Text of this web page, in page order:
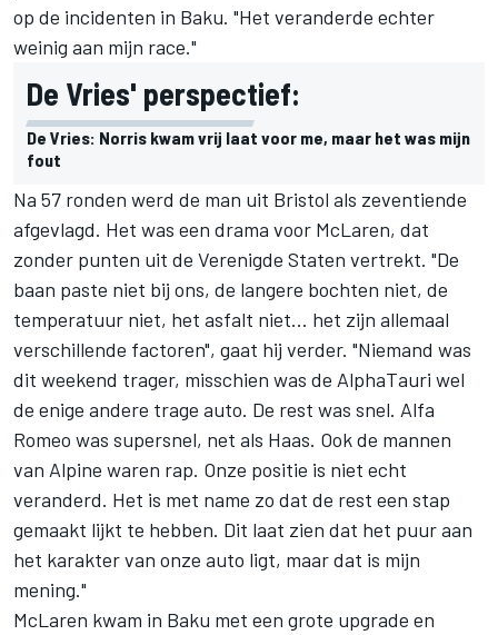
op de incidenten in Baku. "Het veranderde echter
weinig aan mijn race."
De Vries' perspectief:
De Vries: Norris kwam vrij laat voor me, maar het was mijn
fout
Na 57 ronden werd de man uit Bristol als zeventiende
afgevlagd. Het was een drama voor McLaren, dat
zonder punten uit de Verenigde Staten vertrekt. "De
baan paste niet bij ons, de langere bochten niet, de
temperatuur niet, het asfalt niet... het zijn allemaal
verschillende factoren", gaat hij verder. "Niemand was
dit weekend trager, misschien was de AlphaTauri wel
de enige andere trage auto. De rest was snel. Alfa
Romeo was supersnel, net als Haas. Ook de mannen
van Alpine waren rap. Onze positie is niet echt
veranderd. Het is met name zo dat de rest een stap
gemaakt lijkt te hebben. Dit laat zien dat het puur aan
het karakter van onze auto ligt, maar dat is mijn
mening."
McLaren kwam in Baku met een grote upgrade en